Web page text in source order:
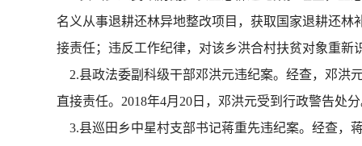
名义从事退耕还林异地整改项目，获取国家退耕还
接责任；违反工作纪律，对该乡洪合村扶贫对象重新
2.县政法委副科级干部邓洪元违纪案。经查，邓洪
直接责任。2018年4月20日，邓洪元受到行政警告处
3.县巡田乡中星村支部书记蒋重先违纪案。经查，